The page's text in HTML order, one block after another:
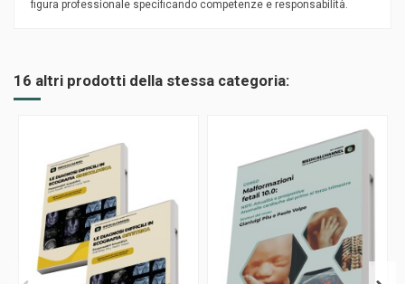
figura professionale specificando competenze e responsabilità.
16 altri prodotti della stessa categoria: